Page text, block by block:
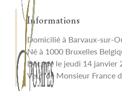
Informations
Domicilié à Barvaux-sur-
Né à 1000 Bruxelles
Décédé le jeudi 14 janvier
Veuf de Monsieur France